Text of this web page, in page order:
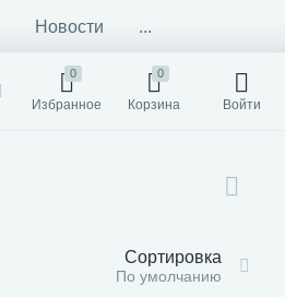
Новости ...
0
Избранное
0
Корзина Войти
Сортировка
По умолчанию